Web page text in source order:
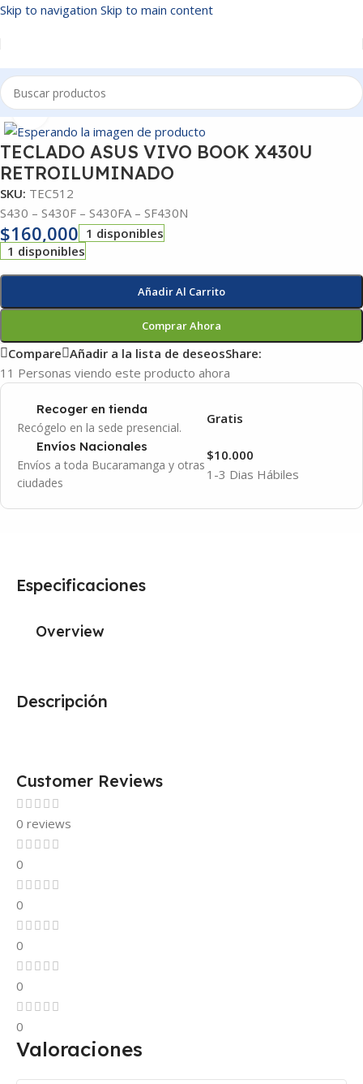
Skip to navigation Skip to main content
Inicio/TECLADOS
Click to enlarge
TECLADO ASUS VIVO BOOK X430U
RETROILUMINADO
SKU: TEC512
S430 – S430F – S430FA – SF430N
$160,000 1 disponibles
1 disponibles
Añadir Al Carrito
Comprar Ahora
Compare Añadir a la lista de deseosShare:
11 Personas viendo este producto ahora
Recoger en tienda
Recógelo en la sede presencial.
Gratis
Envíos Nacionales
Envíos a toda Bucaramanga y otras
ciudades
1-3 Dias Hábiles
$10.000
Descripción
Especificaciones
Overview
Customer Reviews
0 reviews
0
0
0
0
0
Valoraciones